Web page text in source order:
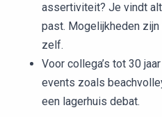
assertiviteit? Je vindt
past. Mogelijkheden
zelf.
Voor collega’s tot 30
events zoals
een lagerhuis debat.